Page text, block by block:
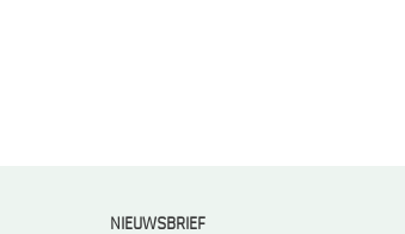
NIEUWSBRIEF